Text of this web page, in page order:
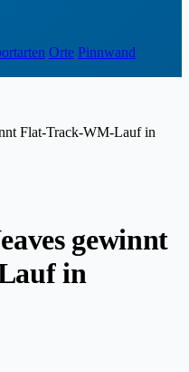
Orte Pinnwand
Flat-Track-WM-Lauf in
gewinnt
in